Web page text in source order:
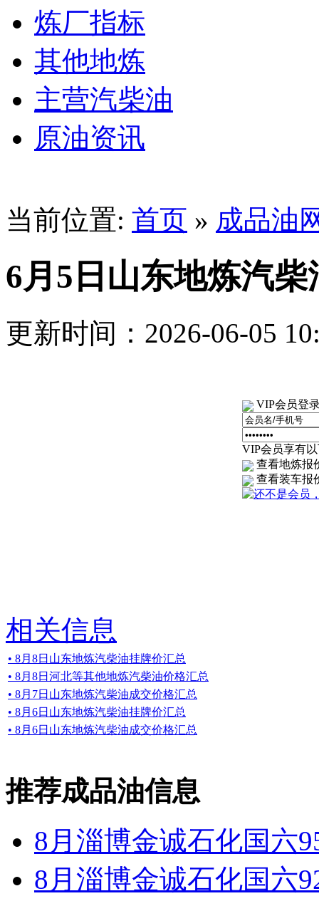
炼厂指标
其他地炼
主营汽柴油
原油资讯
当前位置: 首页 » 成品油
6月5日山东地炼汽
更新时间：2026-06-05
VIP会员登
VIP会员享有
查看地炼报
查看装车报
相关信息
• 8月8日山东地炼汽柴油挂牌价汇总
• 8月8日河北等其他地炼汽柴油价格汇总
• 8月7日山东地炼汽柴油成交价格汇总
• 8月6日山东地炼汽柴油挂牌价汇总
• 8月6日山东地炼汽柴油成交价格汇总
推荐成品油信息
8月淄博金诚石化国六
8月淄博金诚石化国六